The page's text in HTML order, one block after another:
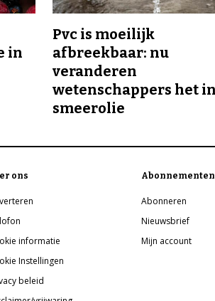
in
Pvc is moeilijk
afbreekbaar: nu
veranderen
wetenschappers het in
smeerolie
ons
informatie
Instellingen
beleid
Abonnementen
Abonneren
Nieuwsbrief
Mijn account